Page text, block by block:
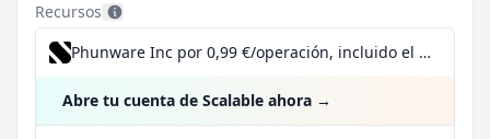
Recursos
Phunware Inc por 0,99 €/operación, incluido el Dividend Reinvestment Plan
Abre tu cuenta de Scalable ahora →